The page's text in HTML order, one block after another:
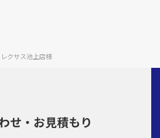
レクサス池上店様
せ・ お見積もり